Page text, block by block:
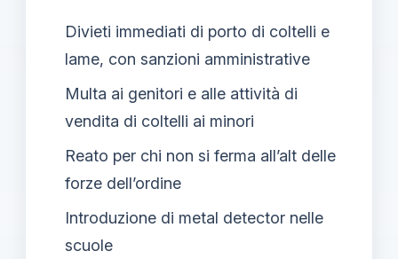
Divieti immediati di porto di coltelli e
lame, con sanzioni amministrative
Multa ai genitori e alle attività di
vendita di coltelli ai minori
Reato per chi non si ferma all’alt delle
forze dell’ordine
Introduzione di metal detector nelle
scuole